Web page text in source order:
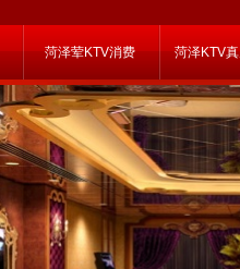
菏泽荤KTV消费 菏泽KTV